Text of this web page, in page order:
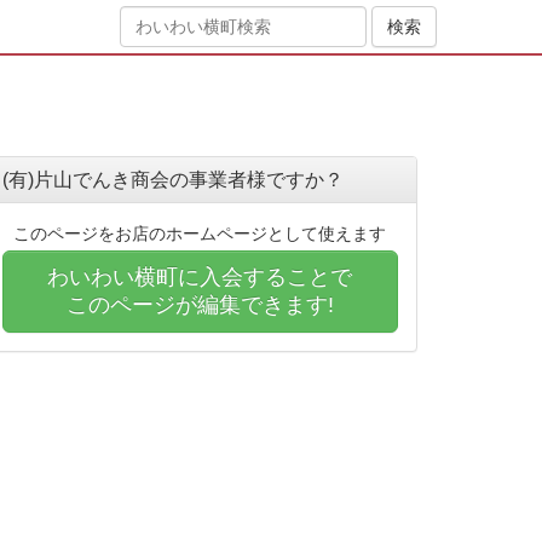
(有)片山でんき商会の事業者様ですか？
このページをお店のホームページとして使えます
わいわい横町に入会することで
このページが編集できます!